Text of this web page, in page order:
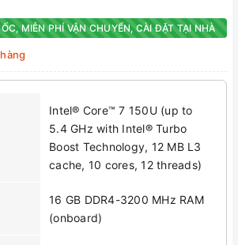
MIỄN PHÍ VẬN CHUYỂN, CÀI ĐẶT TẠI NHÀ
Intel® Core™ 7 150U (up to
5.4 GHz with Intel® Turbo
Boost Technology, 12 MB L3
cache, 10 cores, 12 threads)
16 GB DDR4-3200 MHz RAM
(onboard)